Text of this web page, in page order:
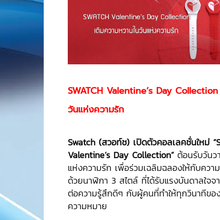
SWATCH Valentine’s Day Collection
วันแห่งความรัก
Swatch (สวอท์ช) เปิดตัวคอลเลคชั่นใหม่
Valentine’s Day Collection” ต้อนรับวันว
แห่งความรัก เพื่อร่วมเฉลิมฉลองให้กับคว
ด้วยนาฬิกา 3 สไตล์ ที่ได้รับแรงบันดาลใจจ
ต่อความรู้สึกดีๆ กับผู้คนที่ทำให้ทุกวินาทีข
ความหมาย